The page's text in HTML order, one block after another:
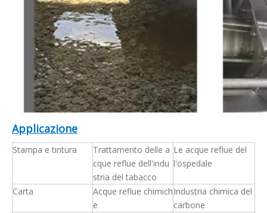
Applicazione
Stampa e tintura
Trattamento delle a
cque reflue dell'indu
stria del tabacco
Le acque reflue del
l'ospedale
Carta
Acque reflue chimich
e
Industria chimica del
carbone